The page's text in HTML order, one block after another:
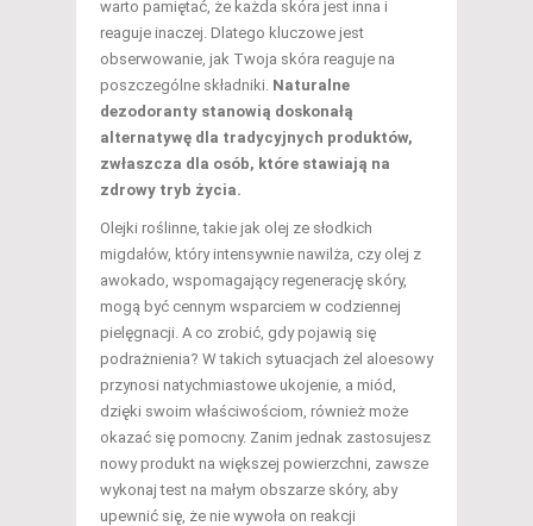
warto pamiętać, że każda skóra jest inna i
reaguje inaczej. Dlatego kluczowe jest
obserwowanie, jak Twoja skóra reaguje na
poszczególne składniki. Naturalne
dezodoranty stanowią doskonałą
alternatywę dla tradycyjnych produktów,
zwłaszcza dla osób, które stawiają na
zdrowy tryb życia.
Olejki roślinne, takie jak olej ze słodkich
migdałów, który intensywnie nawilża, czy olej z
awokado, wspomagający regenerację skóry,
mogą być cennym wsparciem w codziennej
pielęgnacji. A co zrobić, gdy pojawią się
podrażnienia? W takich sytuacjach żel aloesowy
przynosi natychmiastowe ukojenie, a miód,
dzięki swoim właściwościom, również może
okazać się pomocny. Zanim jednak zastosujesz
nowy produkt na większej powierzchni, zawsze
wykonaj test na małym obszarze skóry, aby
upewnić się, że nie wywoła on reakcji